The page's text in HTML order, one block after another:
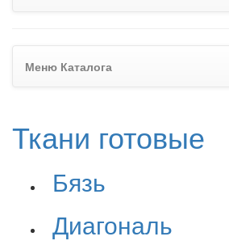
Меню Каталога
Ткани готовые
Бязь
Диагональ